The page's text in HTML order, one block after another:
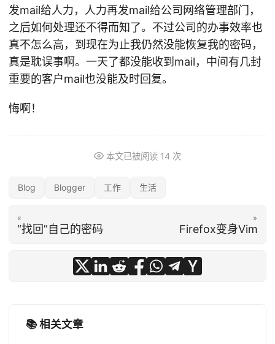
发mail给人力，人力再发mail给公司网络管理部门，
之后如何处理还不得而知了。不过公司的办事效率也
真不怎么高，到现在为止我仍然没能恢复我的密码，
真是耽误事啊。一天了都没能收到mail，中间有几封
重要的客户mail也没能及时回复。
悔啊！
本文已被阅读 14 次
Blog Blogger 工作 生活
«
“找回”自己的密码
»
Firefox变身Vim
📚 相关文章